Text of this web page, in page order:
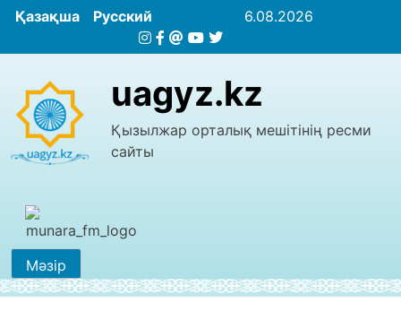
Қазақша Русский 6.08.2026
uagyz.kz
Қызылжар орталық мешітінің ресми
сайты
Мәзір